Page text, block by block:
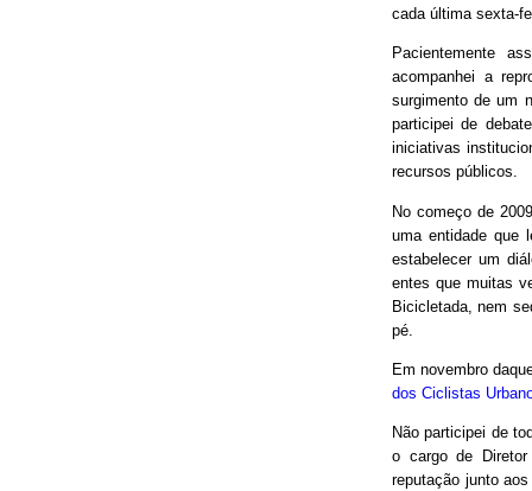
cada última sexta-
Pacientemente
acompanhei a
surgimento de um
participei de
iniciativas
recursos públicos.
No começo de
uma entidade que
estabelecer um
entes que muitas
Bicicletada, nem
pé.
Em novembro
dos Ciclistas
Não participei de
o cargo de
reputação junto